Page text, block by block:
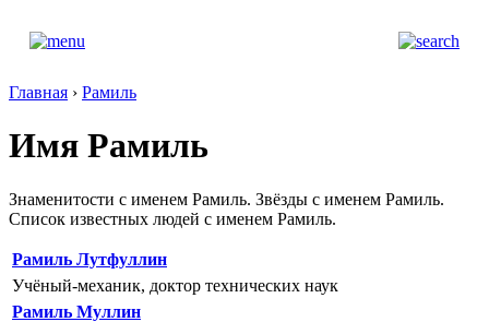
Главная › Рамиль
Имя Рамиль
Знаменитости с именем Рамиль. Звёзды с именем Рамиль.
Список известных людей с именем Рамиль.
Рамиль Лутфуллин
Учёный-механик, доктор технических наук
Рамиль Муллин